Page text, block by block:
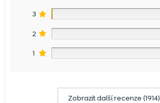
3
2
1
Zobrazit další recenze (1914)